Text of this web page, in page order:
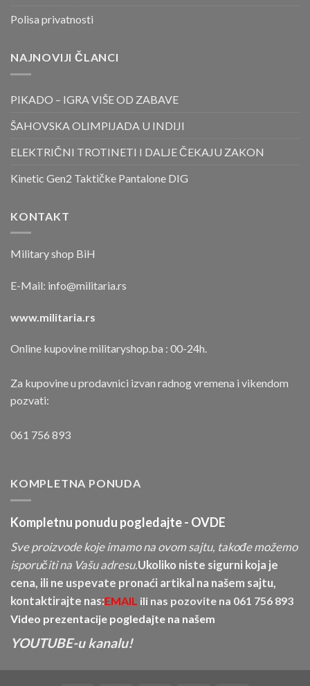
Polisa privatnosti
NAJNOVIJI ČLANCI
PIKADO – IGRA VIŠE OD ZABAVE
ŠAHOVSKA OLIMPIJADA U INDIJI
ELEKTRIČNI TROTINETI I DALJE ČEKAJU ZAKON
Kinetic Gen2 Taktičke Pantalone DIG
KONTAKT
Military shop BiH
E-Mail: info@militaria.rs
www.militaria.rs
Online kupovine militaryshop.ba : 00-24h.
Za kupovine u prodavnici izvan radnog vremena i vikendom
pozvati:
061 756 893
KOMPLETNA PONUDA
Kompletnu ponudu pogledajte - OVDE
Sve proizvode koje imamo na ovom sajtu, takođe možemo
isporučiti na Vašu adresu.Ukoliko niste sigurni koja je
cena, ili ne uspevate pronaći artikal na našem sajtu,
kontaktirajte nas:EMAIL ili nas pozovite na 061 756 893
Video prezentacije pogledajte na našem
YOUTUBE-u kanalu!